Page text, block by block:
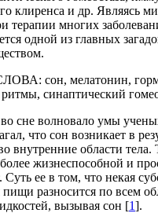
клиренса и др. Являясь
терапии многих
одной из главных
сон, мелатонин,
синаптический
сне волновало умы
что сон возникает в
внутренние области тела.
более жизнеспособной и
Суть ее в том, что некая
разносится по всем
вызывая сон [1].